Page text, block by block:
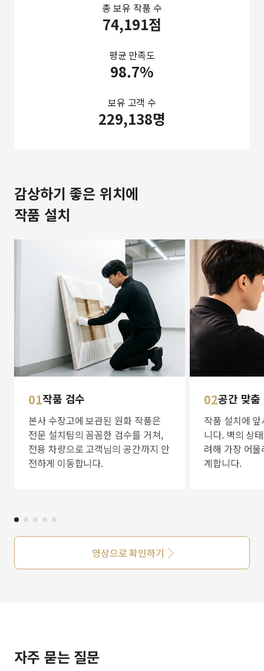
총 보유 작품 수
74,191점
평균 만족도
98.7%
보유 고객 수
229,138명
감상하기 좋은 위치에
작품 설치
01작품 검수
본사 수장고에 보관된 원화 작품은
전문 설치팀의 꼼꼼한 검수를 거쳐,
전용 차량으로 고객님의 공간까지 안
전하게 이동합니다.
02공간 맞
작품 설치에
니다. 벽의 상
려해 가장 어
계합니다.
영상으로 확인하기
자주 묻는 질문